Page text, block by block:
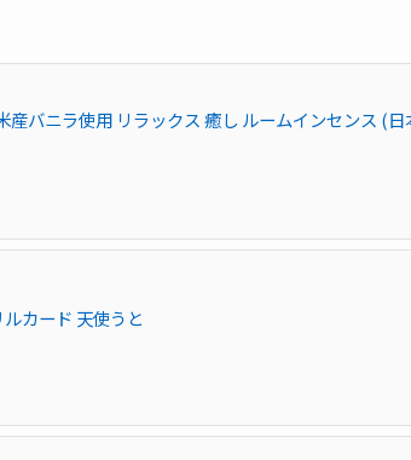
バニラ使用 リラックス 癒し ルームインセンス (日
カード 天使うと